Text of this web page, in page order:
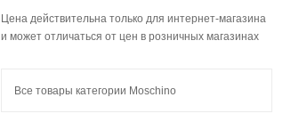
Цена действительна только для интернет-магазина
и может отличаться от цен в розничных магазинах
Все товары категории Moschino